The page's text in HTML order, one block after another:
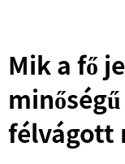
Mik a fő
félvágott